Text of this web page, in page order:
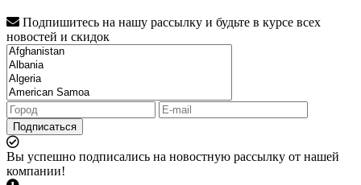
Подпишитесь на нашу рассылку и будьте в курсе всех
новостей и скидок
Подписаться
Вы успешно подписались на новостную рассылку от нашей
компании!